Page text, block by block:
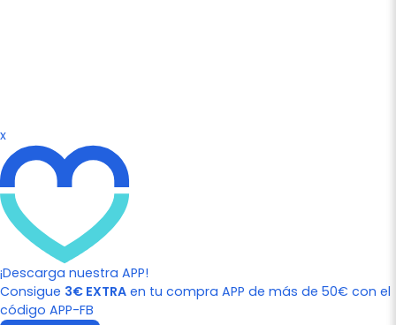
x
¡Descarga nuestra APP!
Consigue 3€ EXTRA en tu compra APP de más de 50€ con el
código APP-FB